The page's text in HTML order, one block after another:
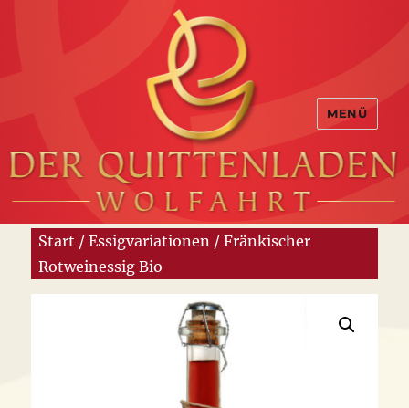
MENÜ
Start /Essigvariationen / Fränkischer
Rotweinessig Bio